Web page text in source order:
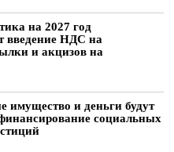
на 2027 год
введение НДС на
и акцизов на
имущество и деньги будут
социальных